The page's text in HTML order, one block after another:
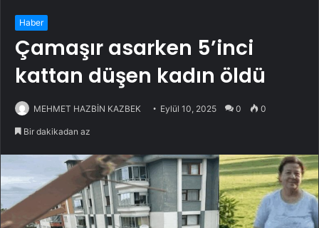
Haber
Çamaşır asarken 5’inci
kattan düşen kadın öldü
MEHMET HAZBİN KAZBEK Eylül 10, 2025 0 0
Bir dakikadan az